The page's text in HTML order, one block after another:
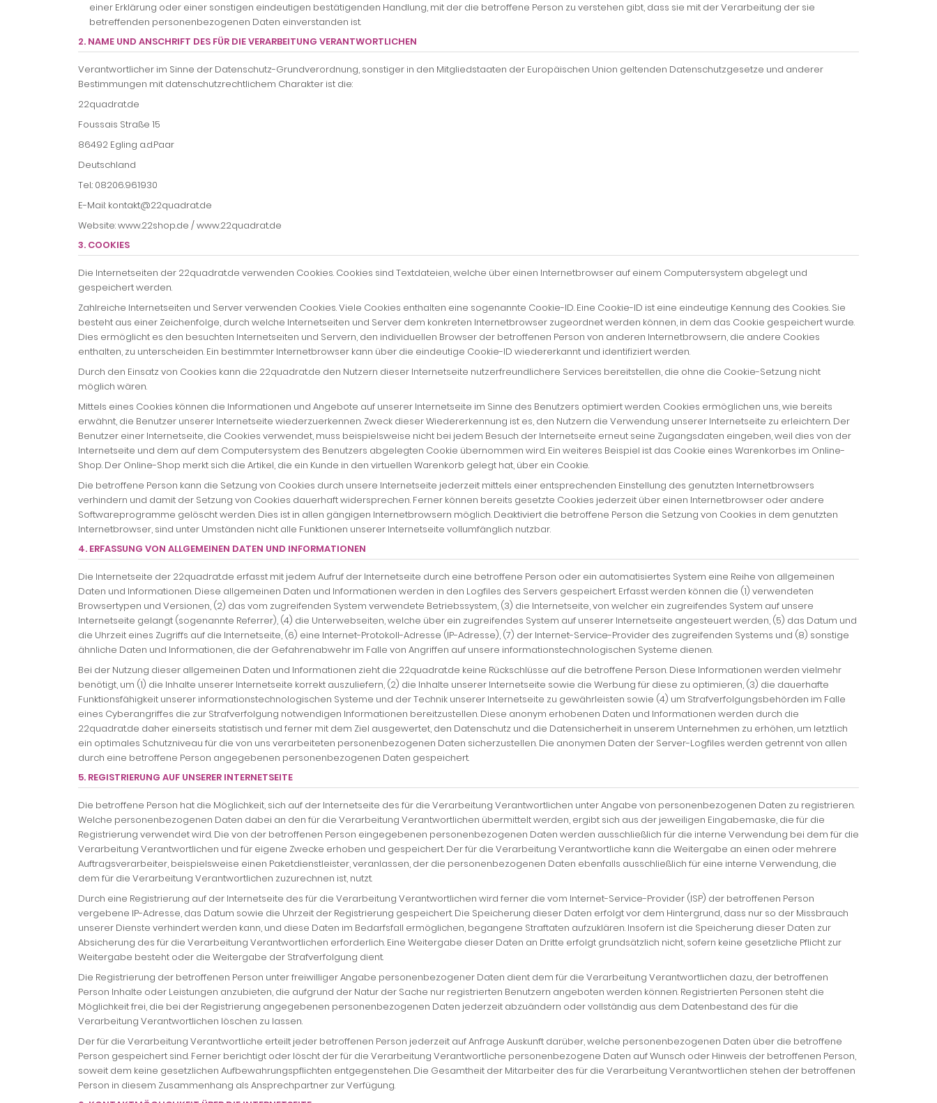
einer Erklärung oder einer sonstigen eindeutigen bestätigenden Handlung, mit der die betroffene Person zu verstehen gibt, dass sie mit der Verarbeitung der sie
betreffenden personenbezogenen Daten einverstanden ist.
2. NAME UND ANSCHRIFT DES FÜR DIE VERARBEITUNG VERANTWORTLICHEN
Verantwortlicher im Sinne der Datenschutz-Grundverordnung, sonstiger in den Mitgliedstaaten der Europäischen Union geltenden Datenschutzgesetze und anderer
Bestimmungen mit datenschutzrechtlichem Charakter ist die:
22quadrat.de
Foussais Straße 15
86492 Egling a.d.Paar
Deutschland
Tel.: 08206.961930
E-Mail: kontakt@22quadrat.de
Website: www.22shop.de / www.22quadrat.de
3. COOKIES
Die Internetseiten der 22quadrat.de verwenden Cookies. Cookies sind Textdateien, welche über einen Internetbrowser auf einem Computersystem abgelegt und
gespeichert werden.
Zahlreiche Internetseiten und Server verwenden Cookies. Viele Cookies enthalten eine sogenannte Cookie-ID. Eine Cookie-ID ist eine eindeutige Kennung des Cookies. Sie
besteht aus einer Zeichenfolge, durch welche Internetseiten und Server dem konkreten Internetbrowser zugeordnet werden können, in dem das Cookie gespeichert wurde.
Dies ermöglicht es den besuchten Internetseiten und Servern, den individuellen Browser der betroffenen Person von anderen Internetbrowsern, die andere Cookies
enthalten, zu unterscheiden. Ein bestimmter Internetbrowser kann über die eindeutige Cookie-ID wiedererkannt und identifiziert werden.
Durch den Einsatz von Cookies kann die 22quadrat.de den Nutzern dieser Internetseite nutzerfreundlichere Services bereitstellen, die ohne die Cookie-Setzung nicht
möglich wären.
Mittels eines Cookies können die Informationen und Angebote auf unserer Internetseite im Sinne des Benutzers optimiert werden. Cookies ermöglichen uns, wie bereits
erwähnt, die Benutzer unserer Internetseite wiederzuerkennen. Zweck dieser Wiedererkennung ist es, den Nutzern die Verwendung unserer Internetseite zu erleichtern. Der
Benutzer einer Internetseite, die Cookies verwendet, muss beispielsweise nicht bei jedem Besuch der Internetseite erneut seine Zugangsdaten eingeben, weil dies von der
Internetseite und dem auf dem Computersystem des Benutzers abgelegten Cookie übernommen wird. Ein weiteres Beispiel ist das Cookie eines Warenkorbes im Online-
Shop. Der Online-Shop merkt sich die Artikel, die ein Kunde in den virtuellen Warenkorb gelegt hat, über ein Cookie.
Die betroffene Person kann die Setzung von Cookies durch unsere Internetseite jederzeit mittels einer entsprechenden Einstellung des genutzten Internetbrowsers
verhindern und damit der Setzung von Cookies dauerhaft widersprechen. Ferner können bereits gesetzte Cookies jederzeit über einen Internetbrowser oder andere
Softwareprogramme gelöscht werden. Dies ist in allen gängigen Internetbrowsern möglich. Deaktiviert die betroffene Person die Setzung von Cookies in dem genutzten
Internetbrowser, sind unter Umständen nicht alle Funktionen unserer Internetseite vollumfänglich nutzbar.
4. ERFASSUNG VON ALLGEMEINEN DATEN UND INFORMATIONEN
Die Internetseite der 22quadrat.de erfasst mit jedem Aufruf der Internetseite durch eine betroffene Person oder ein automatisiertes System eine Reihe von allgemeinen
Daten und Informationen. Diese allgemeinen Daten und Informationen werden in den Logfiles des Servers gespeichert. Erfasst werden können die (1) verwendeten
Browsertypen und Versionen, (2) das vom zugreifenden System verwendete Betriebssystem, (3) die Internetseite, von welcher ein zugreifendes System auf unsere
Internetseite gelangt (sogenannte Referrer), (4) die Unterwebseiten, welche über ein zugreifendes System auf unserer Internetseite angesteuert werden, (5) das Datum und
die Uhrzeit eines Zugriffs auf die Internetseite, (6) eine Internet-Protokoll-Adresse (IP-Adresse), (7) der Internet-Service-Provider des zugreifenden Systems und (8) sonstige
ähnliche Daten und Informationen, die der Gefahrenabwehr im Falle von Angriffen auf unsere informationstechnologischen Systeme dienen.
Bei der Nutzung dieser allgemeinen Daten und Informationen zieht die 22quadrat.de keine Rückschlüsse auf die betroffene Person. Diese Informationen werden vielmehr
benötigt, um (1) die Inhalte unserer Internetseite korrekt auszuliefern, (2) die Inhalte unserer Internetseite sowie die Werbung für diese zu optimieren, (3) die dauerhafte
Funktionsfähigkeit unserer informationstechnologischen Systeme und der Technik unserer Internetseite zu gewährleisten sowie (4) um Strafverfolgungsbehörden im Falle
eines Cyberangriffes die zur Strafverfolgung notwendigen Informationen bereitzustellen. Diese anonym erhobenen Daten und Informationen werden durch die
22quadrat.de daher einerseits statistisch und ferner mit dem Ziel ausgewertet, den Datenschutz und die Datensicherheit in unserem Unternehmen zu erhöhen, um letztlich
ein optimales Schutzniveau für die von uns verarbeiteten personenbezogenen Daten sicherzustellen. Die anonymen Daten der Server-Logfiles werden getrennt von allen
durch eine betroffene Person angegebenen personenbezogenen Daten gespeichert.
5. REGISTRIERUNG AUF UNSERER INTERNETSEITE
Die betroffene Person hat die Möglichkeit, sich auf der Internetseite des für die Verarbeitung Verantwortlichen unter Angabe von personenbezogenen Daten zu registrieren.
Welche personenbezogenen Daten dabei an den für die Verarbeitung Verantwortlichen übermittelt werden, ergibt sich aus der jeweiligen Eingabemaske, die für die
Registrierung verwendet wird. Die von der betroffenen Person eingegebenen personenbezogenen Daten werden ausschließlich für die interne Verwendung bei dem für die
Verarbeitung Verantwortlichen und für eigene Zwecke erhoben und gespeichert. Der für die Verarbeitung Verantwortliche kann die Weitergabe an einen oder mehrere
Auftragsverarbeiter, beispielsweise einen Paketdienstleister, veranlassen, der die personenbezogenen Daten ebenfalls ausschließlich für eine interne Verwendung, die
dem für die Verarbeitung Verantwortlichen zuzurechnen ist, nutzt.
Durch eine Registrierung auf der Internetseite des für die Verarbeitung Verantwortlichen wird ferner die vom Internet-Service-Provider (ISP) der betroffenen Person
vergebene IP-Adresse, das Datum sowie die Uhrzeit der Registrierung gespeichert. Die Speicherung dieser Daten erfolgt vor dem Hintergrund, dass nur so der Missbrauch
unserer Dienste verhindert werden kann, und diese Daten im Bedarfsfall ermöglichen, begangene Straftaten aufzuklären. Insofern ist die Speicherung dieser Daten zur
Absicherung des für die Verarbeitung Verantwortlichen erforderlich. Eine Weitergabe dieser Daten an Dritte erfolgt grundsätzlich nicht, sofern keine gesetzliche Pflicht zur
Weitergabe besteht oder die Weitergabe der Strafverfolgung dient.
Die Registrierung der betroffenen Person unter freiwilliger Angabe personenbezogener Daten dient dem für die Verarbeitung Verantwortlichen dazu, der betroffenen
Person Inhalte oder Leistungen anzubieten, die aufgrund der Natur der Sache nur registrierten Benutzern angeboten werden können. Registrierten Personen steht die
Möglichkeit frei, die bei der Registrierung angegebenen personenbezogenen Daten jederzeit abzuändern oder vollständig aus dem Datenbestand des für die
Verarbeitung Verantwortlichen löschen zu lassen.
Der für die Verarbeitung Verantwortliche erteilt jeder betroffenen Person jederzeit auf Anfrage Auskunft darüber, welche personenbezogenen Daten über die betroffene
Person gespeichert sind. Ferner berichtigt oder löscht der für die Verarbeitung Verantwortliche personenbezogene Daten auf Wunsch oder Hinweis der betroffenen Person,
soweit dem keine gesetzlichen Aufbewahrungspflichten entgegenstehen. Die Gesamtheit der Mitarbeiter des für die Verarbeitung Verantwortlichen stehen der betroffenen
Person in diesem Zusammenhang als Ansprechpartner zur Verfügung.